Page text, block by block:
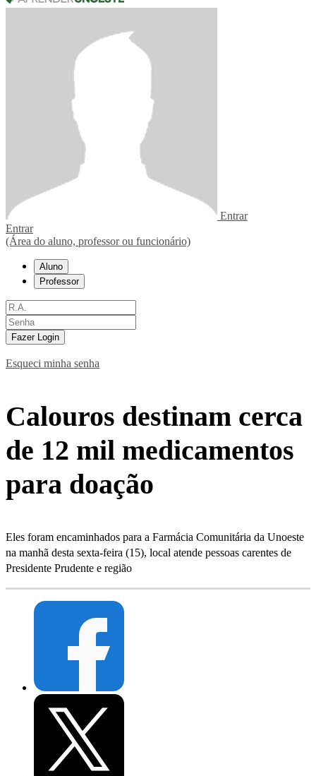
Entrar
Entrar
(Área do aluno, professor ou funcionário)
Aluno
Professor
Fazer Login
Esqueci minha senha
Calouros destinam cerca
de 12 mil medicamentos
para doação
Eles foram encaminhados para a Farmácia Comunitária da Unoeste
na manhã desta sexta-feira (15), local atende pessoas carentes de
Presidente Prudente e região